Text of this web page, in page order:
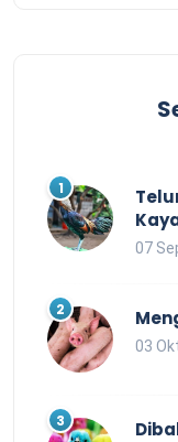
07
03